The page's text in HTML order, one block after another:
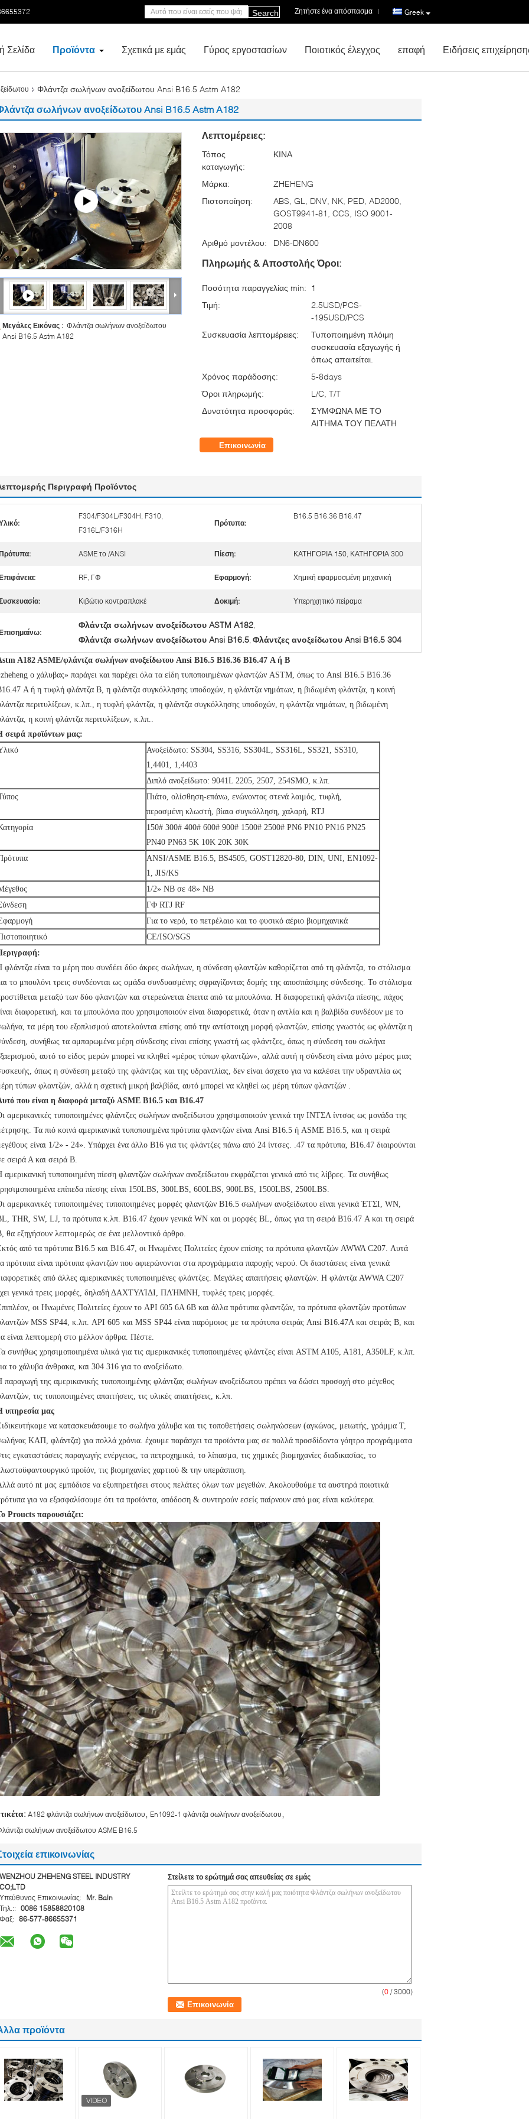
Greek
Ζητήστε ένα απόσπασμα |
Search
Σελίδα Προϊόντα Σχετικά με εμάς Γύρος εργοστασίων Ποιοτικός έλεγχος επαφή Ειδήσεις
Φλάντζα σωλήνων ανοξείδωτου Ansi B16.5 Astm A182
σωλήνων ανοξείδωτου Ansi B16.5 Astm A182
Μεγάλες Εικόνας : Φλάντζα σωλήνων ανοξείδωτου
Ansi B16.5 Astm A182
Λεπτομέρειες:
Τόπος
καταγωγής:
ΚΙΝΑ
Μάρκα:
ZHEHENG
Πιστοποίηση:
ABS, GL, DNV, NK, PED, AD2000,
GOST9941-81, CCS, ISO 9001-
2008
Αριθμό μοντέλου:
DN6-DN600
Πληρωμής & Αποστολής Όροι:
Ποσότητα παραγγελίας min: 1
Τιμή:
2.5USD/PCS-
-195USD/PCS
Συσκευασία λεπτομέρειες:
Τυποποιημένη πλόιμη
συσκευασία εξαγωγής ή
όπως απαιτείται.
Χρόνος παράδοσης:
5-8days
Όροι πληρωμής:
L/C, T/T
Δυνατότητα προσφοράς:
ΣΥΜΦΩΝΑ ΜΕ ΤΟ
ΑΙΤΗΜΑ ΤΟΥ ΠΕΛΑΤΗ
Επικοινωνία
Περιγραφή Προϊόντος
F304/F304L/F304H, F310,
F316L/F316H
Πρότυπα:
B16.5 B16.36 B16.47
ASME το /ANSI Πίεση: ΚΑΤΗΓΟΡΙΑ 150, ΚΑΤΗΓΟΡΙΑ 300
RF, ΓΦ Εφαρμογή: Χημική εφαρμοσμένη μηχανική
Κιβώτιο κοντραπλακέ Δοκιμή: Υπερηχητικό πείραμα
Φλάντζα σωλήνων ανοξείδωτου ASTM A182,
Φλάντζα σωλήνων ανοξείδωτου Ansi B16.5, Φλάντζες ανοξείδωτου Ansi B16.5 304
A182 ASME/φλάντζα σωλήνων ανοξείδωτου Ansi B16.5 B16.36 B16.47 Α ή Β
ο χάλυβας» παράγει και παρέχει όλα τα είδη τυποποιημένων φλαντζών ASTM, όπως το Ansi B16.5 B16.36
Α ή η τυφλή φλάντζα Β, η φλάντζα συγκόλλησης υποδοχών, η φλάντζα νημάτων, η βιδωμένη φλάντζα, η κοινή
περιτυλίξεων, κ.λπ., η τυφλή φλάντζα, η φλάντζα συγκόλλησης υποδοχών, η φλάντζα νημάτων, η βιδωμένη
η κοινή φλάντζα περιτυλίξεων, κ.λπ..
σειρά προϊόντων μας:
Ανοξείδωτο: SS304, SS316, SS304L, SS316L, SS321, SS310,
1,4401, 1,4403
Διπλό ανοξείδωτο: 9041L 2205, 2507, 254SMO, κ.λπ.
Πιάτο, ολίσθηση-επάνω, ενώνοντας στενά λαιμός, τυφλή,
περασμένη κλωστή, βίαια συγκόλληση, χαλαρή, RTJ
150# 300# 400# 600# 900# 1500# 2500# PN6 PN10 PN16 PN25
PN40 PN63 5K 10K 20K 30K
ANSI/ASME B16.5, BS4505, GOST12820-80, DIN, UNI, EN1092-
1, JIS/KS
1/2» NB σε 48» NB
ΓΦ RTJ RF
Για το νερό, το πετρέλαιο και το φυσικό αέριο βιομηχανικά
CE/ISO/SGS
φλάντζα είναι τα μέρη που συνδέει δύο άκρες σωλήνων, η σύνδεση φλαντζών καθορίζεται από τη φλάντζα, το στόλισμα
το μπουλόνι τρεις συνδέονται ως ομάδα συνδυασμένης σφραγίζοντας δομής της αποσπάσιμης σύνδεσης. Το στόλισμα
μεταξύ των δύο φλαντζών και στερεώνεται έπειτα από τα μπουλόνια. Η διαφορετική φλάντζα πίεσης, πάχος
διαφορετική, και τα μπουλόνια που χρησιμοποιούν είναι διαφορετικά, όταν η αντλία και η βαλβίδα συνδέουν με το
τα μέρη του εξοπλισμού αποτελούνται επίσης από την αντίστοιχη μορφή φλαντζών, επίσης γνωστός ως φλάντζα η
συνήθως τα αμπαρωμένα μέρη σύνδεσης είναι επίσης γνωστή ως φλάντζες, όπως η σύνδεση του σωλήνα
αυτό το είδος μερών μπορεί να κληθεί «μέρος τύπων φλαντζών», αλλά αυτή η σύνδεση είναι μόνο μέρος μιας
όπως η σύνδεση μεταξύ της φλάντζας και της υδραντλίας, δεν είναι άσχετο για να καλέσει την υδραντλία ως
τύπων φλαντζών, αλλά η σχετική μικρή βαλβίδα, αυτό μπορεί να κληθεί ως μέρη τύπων φλαντζών .
που είναι η διαφορά μεταξύ ASME B16.5 και B16.47
αμερικανικές τυποποιημένες φλάντζες σωλήνων ανοξείδωτου χρησιμοποιούν γενικά την ΙΝΤΣΑ ίντσας ως μονάδα της
Τα πιό κοινά αμερικανικά τυποποιημένα πρότυπα φλαντζών είναι Ansi B16.5 ή ASME B16.5, και η σειρά
είναι 1/2» - 24». Υπάρχει ένα άλλο B16 για τις φλάντζες πάνω από 24 ίντσες. .47 τα πρότυπα, B16.47 διαιρούνται
σειρά Α και σειρά Β.
αμερικανική τυποποιημένη πίεση φλαντζών σωλήνων ανοξείδωτου εκφράζεται γενικά από τις λίβρες. Τα συνήθως
επίπεδα πίεσης είναι 150LBS, 300LBS, 600LBS, 900LBS, 1500LBS, 2500LBS.
αμερικανικές τυποποιημένες τυποποιημένες μορφές φλαντζών B16.5 σωλήνων ανοξείδωτου είναι γενικά ΈΤΣΙ, WN,
THR, SW, LJ, τα πρότυπα κ.λπ. B16.47 έχουν γενικά WN και οι μορφές BL, όπως για τη σειρά B16.47 Α και τη σειρά
θα εξηγήσουν λεπτομερώς σε ένα μελλοντικό άρθρο.
από τα πρότυπα B16.5 και B16.47, οι Ηνωμένες Πολιτείες έχουν επίσης τα πρότυπα φλαντζών AWWA C207. Αυτά
πρότυπα είναι πρότυπα φλαντζών που αφιερώνονται στα προγράμματα παροχής νερού. Οι διαστάσεις είναι γενικά
από άλλες αμερικανικές τυποποιημένες φλάντζες. Μεγάλες απαιτήσεις φλαντζών. Η φλάντζα AWWA C207
γενικά τρεις μορφές, δηλαδή ΔΑΧΤΥΛΊΔΙ, ΠΛΉΜΝΗ, τυφλές τρεις μορφές.
οι Ηνωμένες Πολιτείες έχουν το API 605 6A 6B και άλλα πρότυπα φλαντζών, τα πρότυπα φλαντζών προτύπων
MSS SP44, κ.λπ. API 605 και MSS SP44 είναι παρόμοιος με τα πρότυπα σειράς Ansi B16.47A και σειράς Β, και
είναι λεπτομερή στο μέλλον άρθρα. Πέστε.
συνήθως χρησιμοποιημένα υλικά για τις αμερικανικές τυποποιημένες φλάντζες είναι ASTM A105, A181, A350LF, κ.λπ.
το χάλυβα άνθρακα, και 304 316 για το ανοξείδωτο.
παραγωγή της αμερικανικής τυποποιημένης φλάντζας σωλήνων ανοξείδωτου πρέπει να δώσει προσοχή στο μέγεθος
τις τυποποιημένες απαιτήσεις, τις υλικές απαιτήσεις, κ.λπ.
υπηρεσία μας
να κατασκευάσουμε το σωλήνα χάλυβα και τις τοποθετήσεις σωληνώσεων (αγκώνας, μειωτής, γράμμα Τ,
ΚΑΠ, φλάντζα) για πολλά χρόνια. έχουμε παράσχει τα προϊόντα μας σε πολλά προσδίδοντα γόητρο προγράμματα
εγκαταστάσεις παραγωγής ενέργειας, τα πετροχημικά, το λίπασμα, τις χημικές βιομηχανίες διαδικασίας, το
προϊόν, τις βιομηχανίες χαρτιού & την υπεράσπιση.
αυτό nt μας εμπόδισε να εξυπηρετήσει στους πελάτες όλων των μεγεθών. Ακολουθούμε τα αυστηρά ποιοτικά
για να εξασφαλίσουμε ότι τα προϊόντα, απόδοση & συντηρούν εσείς παίρνουν από μας είναι καλύτερα.
Proucts παρουσιάζει:
A182 φλάντζα σωλήνων ανοξείδωτου En1092-1 φλάντζα σωλήνων ανοξείδωτου
σωλήνων ανοξείδωτου ASME B16.5
επικοινωνίας
WENZHOU ZHEHENG STEEL INDUSTRY
CO;LTD
Υπεύθυνος Επικοινωνίας:
Mr. Bain
Τηλ.:: 0086 15858820108
Φαξ: 86-577-86655371
Στείλετε το ερώτημά σας απευθείας σε εμάς
(0 / 3000)
προϊόντα